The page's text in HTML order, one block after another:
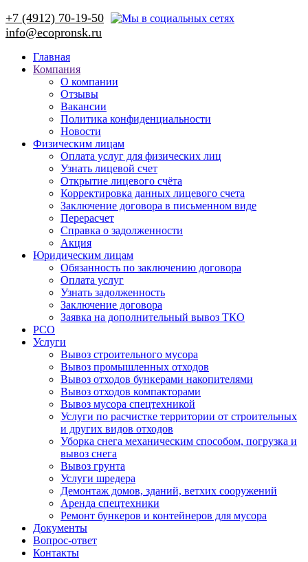
+7 (4912) 70-19-50
Главная
Компания
О компании
Отзывы
Вакансии
Политика конфиденциальности
Новости
Физическим лицам
Оплата услуг для физических лиц
Узнать лицевой счет
Открытие лицевого счёта
Корректировка данных лицевого счета
Заключение договора в письменном виде
Перерасчет
Справка о задолженности
Акция
Юридическим лицам
Обязанность по заключению договора
Оплата услуг
Узнать задолженность
Заключение договора
Заявка на дополнительный вывоз ТКО
РСО
Услуги
Вывоз строительного мусора
Вывоз промышленных отходов
Вывоз отходов бункерами накопителями
Вывоз отходов компакторами
Вывоз мусора спецтехникой
Услуги по расчистке территории от строительных
и других видов отходов
Уборка снега механическим способом, погрузка и
вывоз снега
Вывоз грунта
Услуги шредера
Демонтаж домов, зданий, ветхих сооружений
Аренда спецтехники
Ремонт бункеров и контейнеров для мусора
Документы
Вопрос-ответ
Контакты